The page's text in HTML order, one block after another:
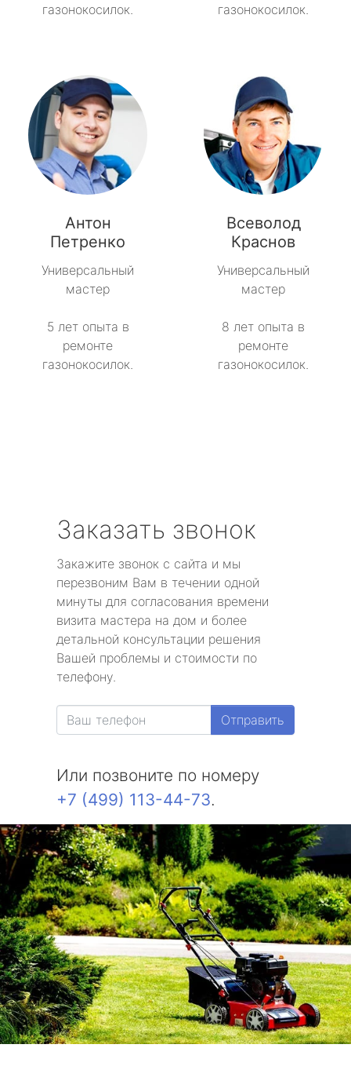
газонокосилок.
газонокосилок.
Антон
Петренко
Универсальный
мастер
5 лет опыта в
ремонте
газонокосилок.
Всеволод
Краснов
Универсальный
мастер
8 лет опыта в
ремонте
газонокосилок.
Заказать звонок
Закажите звонок с сайта и мы
перезвоним Вам в течении одной
минуты для согласования времени
визита мастера на дом и более
детальной консультации решения
Вашей проблемы и стоимости по
телефону.
Отправить
Или позвоните по номеру
+7 (499) 113-44-73.